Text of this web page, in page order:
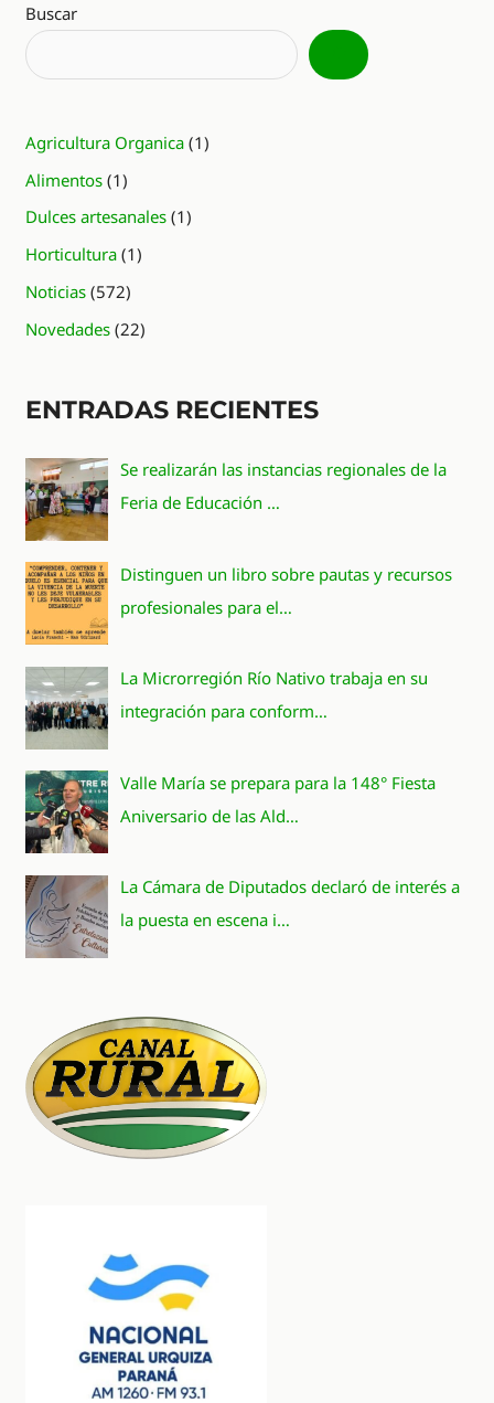
Buscar
Agricultura Organica (1)
Alimentos (1)
Dulces artesanales (1)
Horticultura (1)
Noticias (572)
Novedades (22)
ENTRADAS RECIENTES
Se realizarán las instancias regionales de la
Feria de Educación …
Distinguen un libro sobre pautas y recursos
profesionales para el…
La Microrregión Río Nativo trabaja en su
integración para conform…
Valle María se prepara para la 148° Fiesta
Aniversario de las Ald…
La Cámara de Diputados declaró de interés a
la puesta en escena i…